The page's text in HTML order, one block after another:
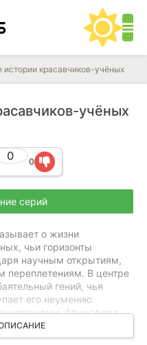
красавчиков-учёных
учёных
0 0
серий
о жизни
чьи горизонты
научным открытиям,
переплетениям. В центре
гений, чья
его неумению
Атмосфера
притягательности и
героя пересмотреть